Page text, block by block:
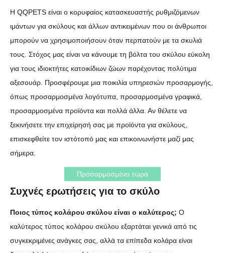
Η QQPETS είναι ο κορυφαίος κατασκευαστής ρυθμιζόμενων
ιμάντων για σκύλους και άλλων αντικειμένων που οι άνθρωποι
μπορούν να χρησιμοποιήσουν όταν περπατούν με τα σκυλιά
τους. Στόχος μας είναι να κάνουμε τη βόλτα του σκύλου εύκολη
για τους ιδιοκτήτες κατοικίδιων ζώων παρέχοντας πολύτιμα
αξεσουάρ. Προσφέρουμε μια ποικιλία υπηρεσιών προσαρμογής,
όπως προσαρμοσμένα λογότυπα, προσαρμοσμένα γραφικά,
προσαρμοσμένα προϊόντα και πολλά άλλα. Αν θέλετε να
ξεκινήσετε την επιχείρησή σας με προϊόντα για σκύλους,
επισκεφθείτε τον ιστότοπό μας και επικοινωνήστε μαζί μας
σήμερα.
Προσαρμοσμένο τώρα
Συχνές ερωτήσεις για το σκύλο
Ποιος τύπος κολάρου σκύλου είναι ο καλύτερος; Ο
καλύτερος τύπος κολάρου σκύλου εξαρτάται γενικά από τις
συγκεκριμένες ανάγκες σας, αλλά τα επίπεδα κολάρα είναι